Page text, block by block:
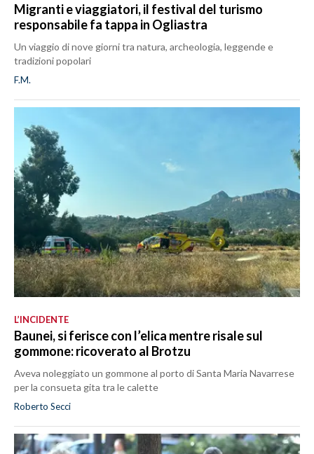
Migranti e viaggiatori, il festival del turismo
responsabile fa tappa in Ogliastra
Un viaggio di nove giorni tra natura, archeologia, leggende e
tradizioni popolari
F.M.
L’INCIDENTE
Baunei, si ferisce con l’elica mentre risale sul
gommone: ricoverato al Brotzu
Aveva noleggiato un gommone al porto di Santa Maria Navarrese
per la consueta gita tra le calette
Roberto Secci